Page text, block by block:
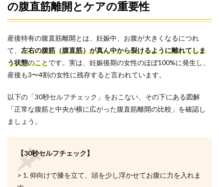
1：質
い指
導が
でき
る地
パー
ソナ
ルジ
ムを
3.2
手順
2：お
の腹直筋離開とケアの重要性
産後特有の腹直筋離開とは、妊娠中、お腹が大きくなるにつれ
て、 左右の腹筋（腹直筋）が真ん中から裂けるように離れてしま
う状態のことです。実は、妊娠後期の女性のほぼ100%に発生し、
産後も3〜4割の女性に残存すると言われています。
以下の「30秒セルフチェック」をおこない、その下にある図解
「正常な腹筋と中央が横に広がった腹直筋離開の比較」を確認し
ましょう。
【30秒セルフチェック】
> 1. 仰向けで膝を立て、頭を少し浮かせてお腹に力を入れま